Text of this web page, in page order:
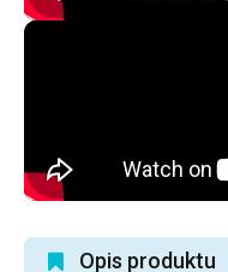
Opis produktu